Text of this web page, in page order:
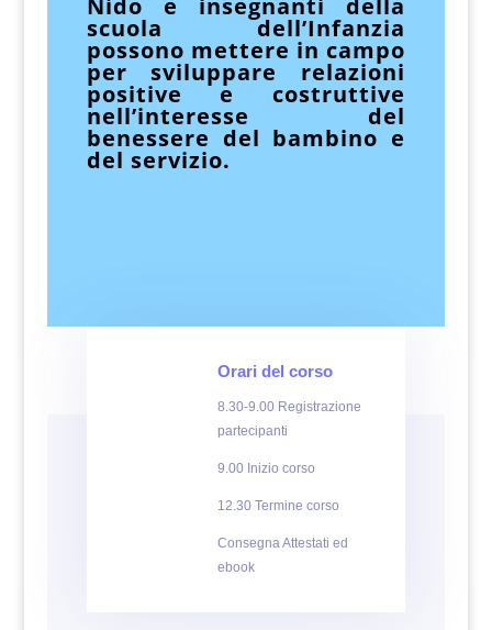
Nido e insegnanti della
scuola dell’Infanzia
possono mettere in campo
per sviluppare relazioni
positive e costruttive
nell’interesse del
benessere del bambino e
del servizio.
Orari del corso
8.30-9.00 Registrazione
partecipanti
9.00 Inizio corso
12.30 Termine corso
Consegna Attestati ed
ebook